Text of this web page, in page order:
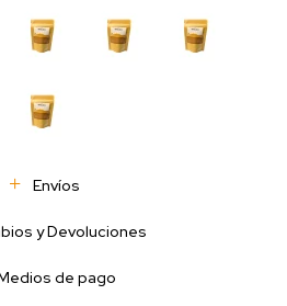
Envíos
y Devoluciones
de pago